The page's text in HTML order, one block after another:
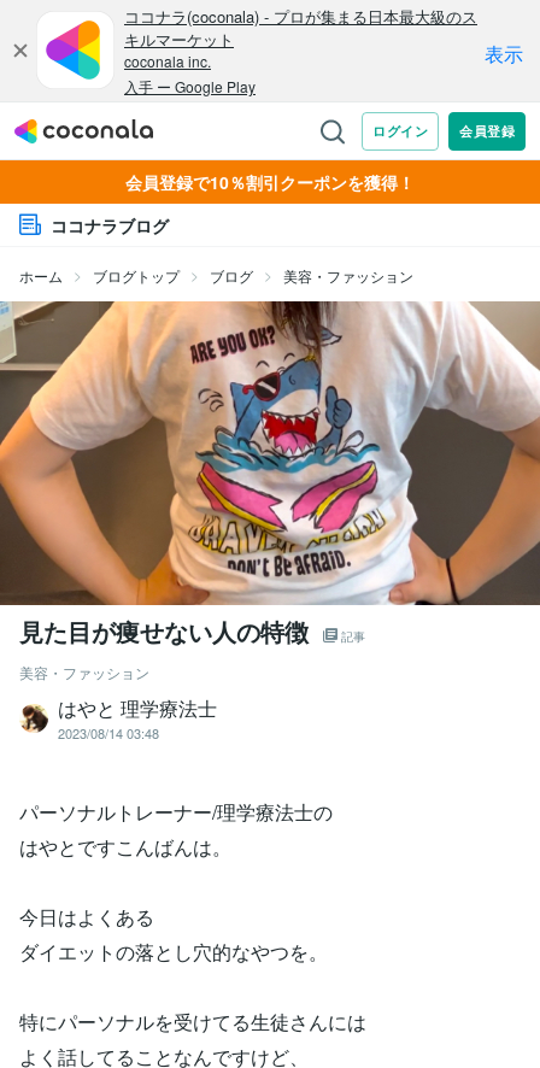
会員登録で10％割引クーポンを獲得！
ココナラブログ
ホーム ブログトップ ブログ 美容・ファッション
見た目が痩せない人の特徴 記事
美容・ファッション
はやと 理学療法士
2023/08/14 03:48
パーソナルトレーナー/理学療法士の
はやとですこんばんは。
今日はよくある
ダイエットの落とし穴的なやつを。
特にパーソナルを受けてる生徒さんには
よく話してることなんですけど、